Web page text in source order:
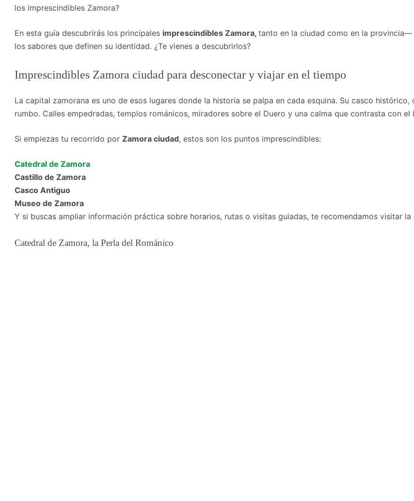
los imprescindibles Zamora?
En esta guía descubrirás los principales imprescindibles Zamora, tanto en la ciudad como en la provincia—
los sabores que definen su identidad. ¿Te vienes a descubrirlos?
Imprescindibles Zamora ciudad para desconectar y viajar en el tiempo
La capital zamorana es uno de esos lugares donde la historia se palpa en cada esquina. Su casco
rumbo. Calles empedradas, templos románicos, miradores sobre el Duero y una calma que contrasta con
Si empiezas tu recorrido por Zamora ciudad, estos son los puntos imprescindibles:
Catedral de Zamora
Castillo de Zamora
Casco Antiguo
Museo de Zamora
Y si buscas ampliar información práctica sobre horarios, rutas o visitas guiadas, te recomendamos visitar la
Catedral de Zamora, la Perla del Románico